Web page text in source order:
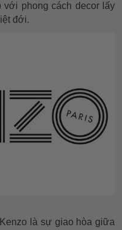
phong cách decor lấy
đới.
là sự giao hòa giữa